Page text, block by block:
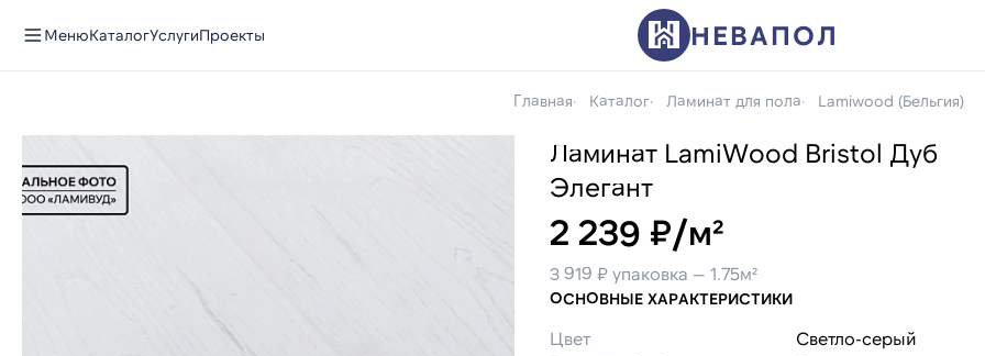
МенюКаталогУслугиПроекты НЕВАПОЛ
Главная Каталог Ламинат для пола Lamiwood (Бельгия)
Ламинат LamiWood Bristol Дуб
Элегант
2 239 ₽/м²
3 919 ₽ упаковка — 1.75м²
ОСНОВНЫЕ ХАРАКТЕРИСТИКИ
Цвет
Светло-серый